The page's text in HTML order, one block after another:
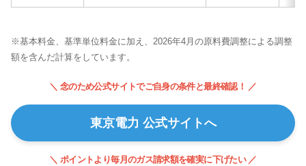
※基本料金、基準単位料金に加え、2026年4月の原料費調整による調整
額を含んだ計算をしています。
＼ 念のため公式サイトでご自身の条件と最終確認！ ／
東京電力 公式サイトへ
＼ ポイントより毎月のガス請求額を確実に下げたい ／